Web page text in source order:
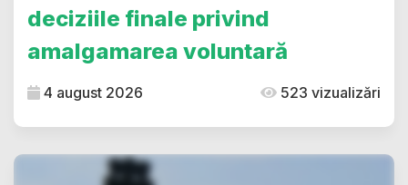
deciziile finale privind
amalgamarea voluntară
4 august 2026 523 vizualizări